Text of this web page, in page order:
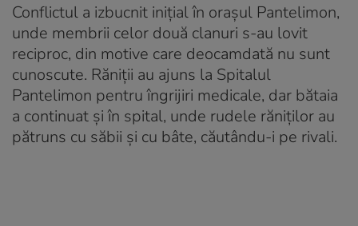
Conflictul a izbucnit iniţial în orașul Pantelimon,
unde membrii celor două clanuri s-au lovit
reciproc, din motive care deocamdată nu sunt
cunoscute. Răniţii au ajuns la Spitalul
Pantelimon pentru îngrijiri medicale, dar bătaia
a continuat și în spital, unde rudele răniţilor au
pătruns cu săbii și cu bâte, căutându-i pe rivali.